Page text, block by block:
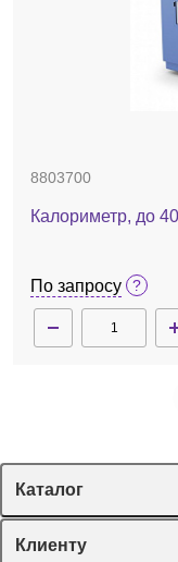
Мерный стакан C
8803700
Калориметр, до
По запросу
Каталог
Спецпредложения
Клиенту